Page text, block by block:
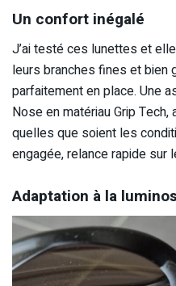
Un confort inégalé
J’ai testé ces lunettes et
leurs branches fines et bien
parfaitement en place. Une
Nose en matériau Grip
quelles que soient les
engagée, relance rapide sur
Adaptation à la